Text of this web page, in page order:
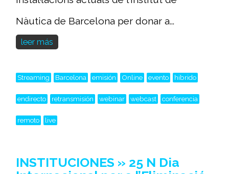
Nàutica de Barcelona per donar a...
leer más
Streaming Barcelona emisión Online evento hibrido
endirecto retransmisión webinar webcast conferencia
remoto live
INSTITUCIONES » 25 N Dia